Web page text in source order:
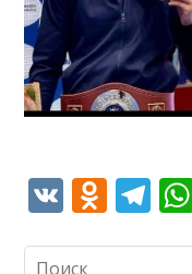
V O T